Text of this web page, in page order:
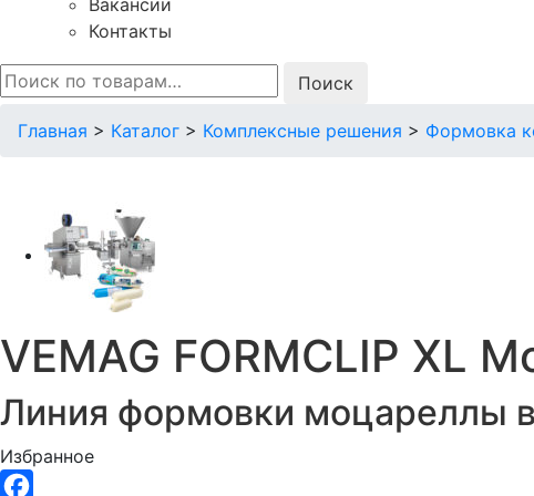
Контакты
Искать:
Главная > Каталог > Комплексные решения > Формовка
VEMAG FORMCLIP XL
Линия формовки моцареллы
Избранное